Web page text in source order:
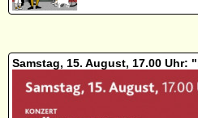
Samstag, 15. August, 17.00 Uhr: